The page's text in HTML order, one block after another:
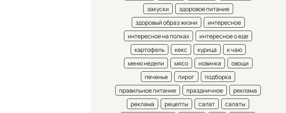
закуски
здоровое питание
здоровый образ жизни
интересное
интересное на полках
интересное о еде
картофель
кекс курица
к чаю
меню недели
мясо новинка
овощи
печенье
пирог
подборка
правильное питание
праздничное
реклама
реклама
рецепты салат
салаты